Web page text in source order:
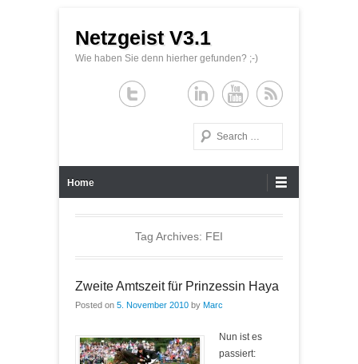
Netzgeist V3.1
Wie haben Sie denn hierher gefunden? ;-)
Search
Home
Tag Archives: FEI
Zweite Amtszeit für Prinzessin Haya
Posted on 5. November 2010 by Marc
Nun ist es
passiert: